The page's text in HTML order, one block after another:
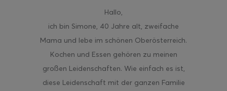
Hallo,
ich bin Simone, 40 Jahre alt, zweifache
Mama und lebe im schönen Oberösterreich.
Kochen und Essen gehören zu meinen
großen Leidenschaften. Wie einfach es ist,
diese Leidenschaft mit der ganzen Familie